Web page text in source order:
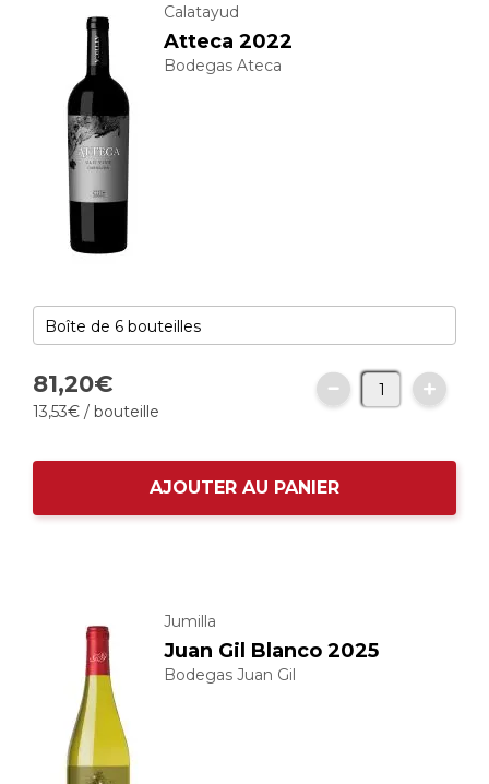
Calatayud
Atteca 2022
Bodegas Ateca
81,20€
13,53€ / bouteille
AJOUTER AU PANIER
Jumilla
Juan Gil Blanco 2025
Bodegas Juan Gil